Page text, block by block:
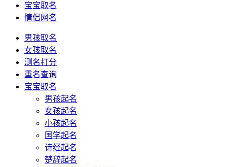
宝宝取名
情侣网名
男孩取名
女孩取名
测名打分
重名查询
宝宝取名
男孩起名
女孩起名
小孩起名
国学起名
诗经起名
楚辞起名